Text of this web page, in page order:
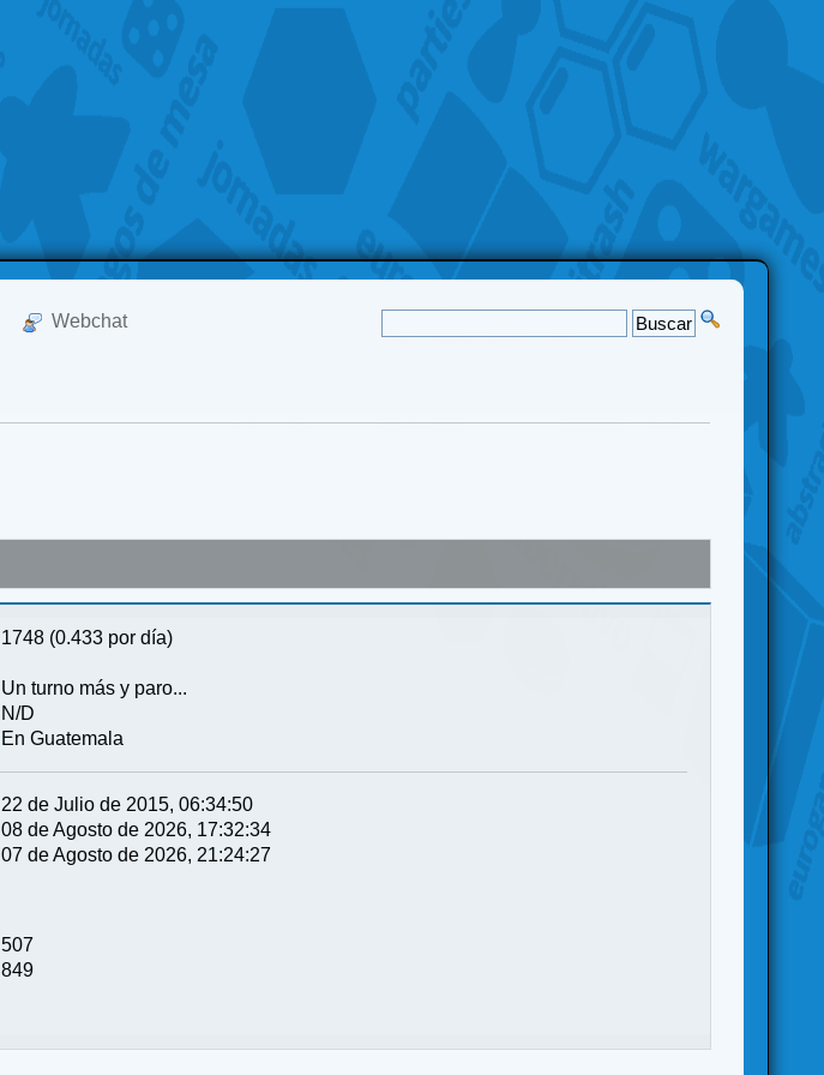
Webchat
1748 (0.433 por día)
Un turno más y paro...
N/D
En Guatemala
22 de Julio de 2015, 06:34:50
08 de Agosto de 2026, 17:32:34
07 de Agosto de 2026, 21:24:27
507
849